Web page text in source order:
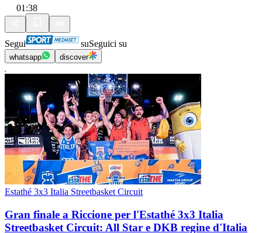
01:38
Segui suSeguici su
whatsapp discover
Estathé 3x3 Italia Streetbasket Circuit
Gran finale a Riccione per l'Estathé 3x3 Italia
Streetbasket Circuit: All Star e DKB regine d'Italia